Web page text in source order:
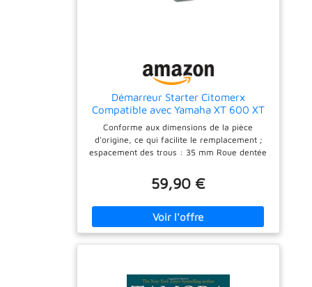
Démarreur Starter Citomerx
Compatible avec Yamaha XT 600 XT
660 DTS XTZ 660 Tenere MT-03,
Aprilia Pegaso, MZ Baghira Mastiff
Conforme aux dimensions de la pièce
d'origine, ce qui facilite le remplacement ;
espacement des trous : 35 mm Roue dentée
enveloppés de cuivre, roulements à aiguilles
fabriqués avec précision et douilles en cuivre
qualité supérieure au niveau de l'équipement
d'origine Convient pour Aprilia Pegaso Trail,
1995-1998, XTZ 660 Tenere 1991-1999
59,90 €